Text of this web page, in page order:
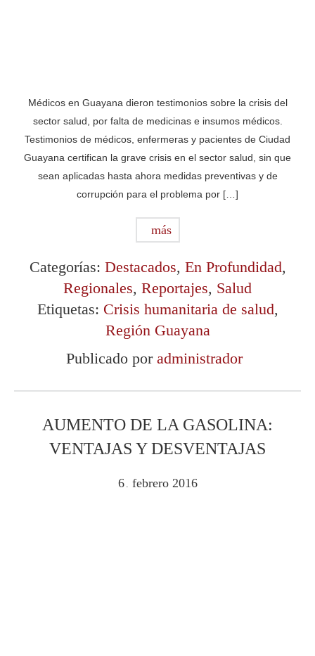
Médicos en Guayana dieron testimonios sobre la crisis del
sector salud, por falta de medicinas e insumos médicos.
Testimonios de médicos, enfermeras y pacientes de Ciudad
Guayana certifican la grave crisis en el sector salud, sin que
sean aplicadas hasta ahora medidas preventivas y de
corrupción para el problema por […]
más
Categorías: Destacados, En Profundidad,
Regionales, Reportajes, Salud
Etiquetas: Crisis humanitaria de salud,
Región Guayana
Publicado por administrador
AUMENTO DE LA GASOLINA:
VENTAJAS Y DESVENTAJAS
6 febrero 2016